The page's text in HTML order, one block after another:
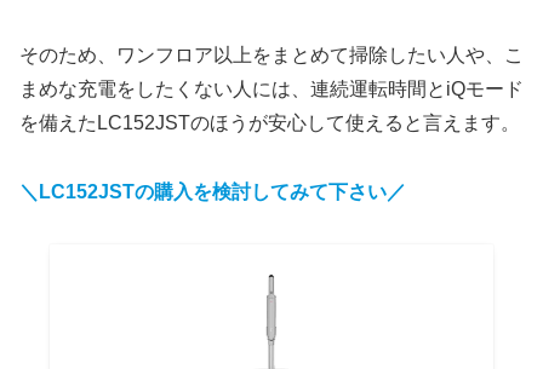
そのため、ワンフロア以上をまとめて掃除したい人や、こ
まめな充電をしたくない人には、連続運転時間とiQモード
を備えたLC152JSTのほうが安心して使えると言えます。
＼LC152JSTの購入を検討してみて下さい／